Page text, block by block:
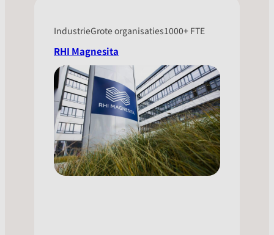
IndustrieGrote organisaties1000+ FTE
RHI Magnesita